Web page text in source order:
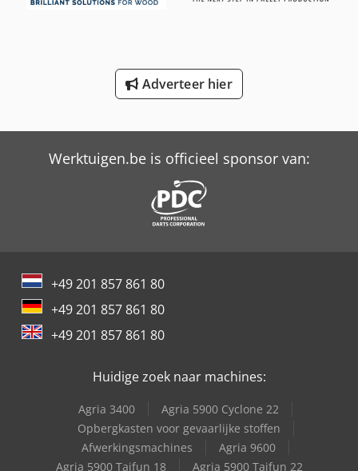
Trailer And Tools
Adverteer hier
Werktuigen.be is officieel sponsor van:
+49 201 857 861 80
+49 201 857 861 80
+49 201 857 861 80
Huidige zoek naar machines:
Agria 3400
Agria 5900 Cyclone 22
Opbergkasten voor gevaarlijke stoffen
Afwerkingsmachines
Agria 9600
Agria 5900 Taifun 18
Agria 5900 Taifun 22